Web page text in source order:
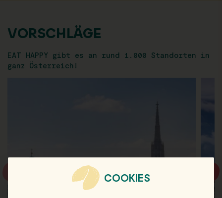
VORSCHLÄGE
EAT HAPPY gibt es an rund 1.000 Standorten in
ganz Österreich!
COOKIES